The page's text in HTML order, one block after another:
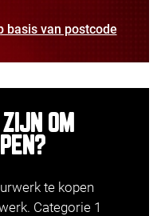
basis van postcode
OM
te kopen
Categorie 1